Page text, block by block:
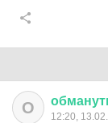
О 12:20,